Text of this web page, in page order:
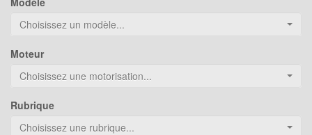
Choisissez un modèle...
Moteur
Choisissez une motorisation...
Rubrique
Choisissez une rubrique...